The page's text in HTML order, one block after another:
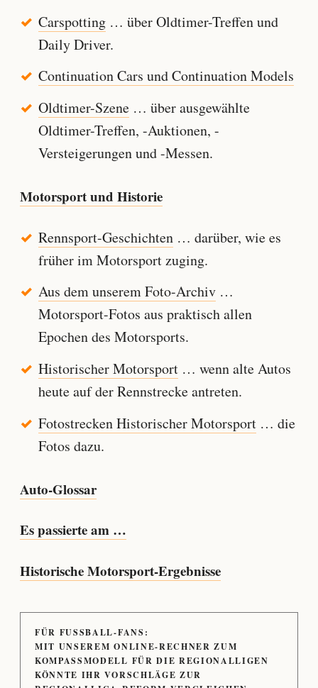
Carspotting… über Oldtimer-Treffen und
Daily Driver.
Continuation Cars und Continuation Models
Oldtimer-Szene… über ausgewählte
Oldtimer-Treffen, -Auktionen, -
Versteigerungen und -Messen.
Motorsport und Historie
Rennsport-Geschichten… darüber, wie es
früher im Motorsport zuging.
Aus dem unserem Foto-Archiv…
Motorsport-Fotos aus praktisch allen
Epochen des Motorsports.
Historischer Motorsport… wenn alte Autos
heute auf der Rennstrecke antreten.
Fotostrecken Historischer Motorsport… die
Fotos dazu.
Auto-Glossar
Es passierte am …
Historische Motorsport-Ergebnisse
FÜR FUSSBALL-FANS:
MIT UNSEREM ONLINE-RECHNER ZUM
KOMPASSMODELL FÜR DIE REGIONALLIGEN
KÖNNTE IHR VORSCHLÄGE ZUR